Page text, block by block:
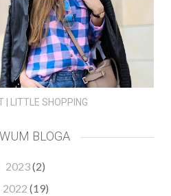
| LITTLE SHOPPING
BLOGA
2023(2)
2022 (19)